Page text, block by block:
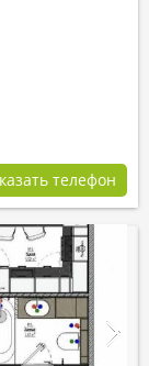
телефон